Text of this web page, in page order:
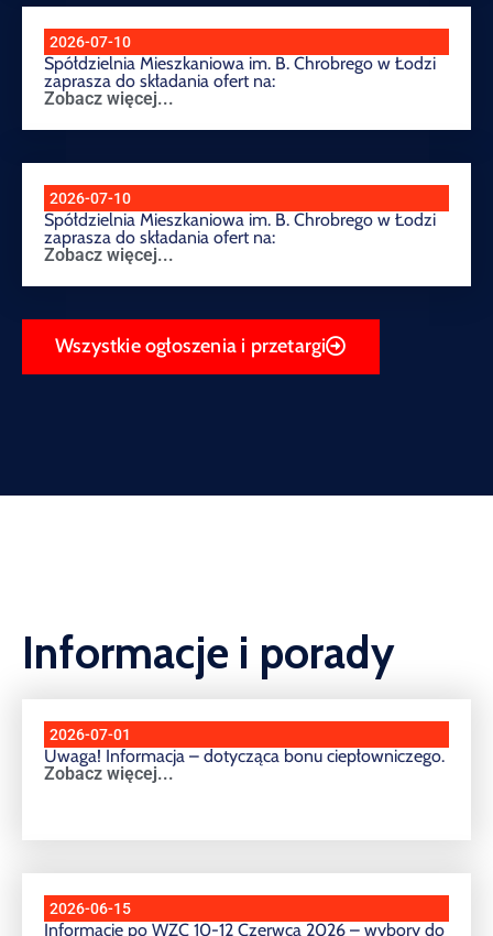
2026-07-10
Spółdzielnia Mieszkaniowa im. B. Chrobrego w Łodzi
zaprasza do składania ofert na:
Zobacz więcej...
2026-07-10
Spółdzielnia Mieszkaniowa im. B. Chrobrego w Łodzi
zaprasza do składania ofert na:
Zobacz więcej...
Wszystkie ogłoszenia i przetargi
Informacje i porady
2026-07-01
Uwaga! Informacja – dotycząca bonu ciepłowniczego.
Zobacz więcej...
2026-06-15
Informacje po WZC 10-12 Czerwca 2026 – wybory do